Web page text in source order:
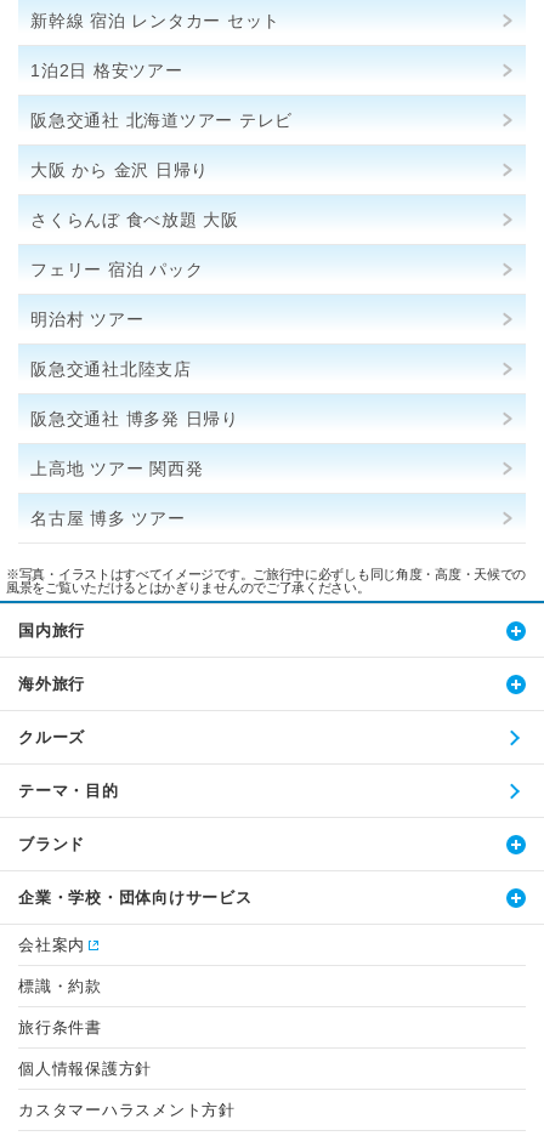
新幹線 宿泊 レンタカー セット
1泊2日 格安ツアー
阪急交通社 北海道ツアー テレビ
大阪 から 金沢 日帰り
さくらんぼ 食べ放題 大阪
フェリー 宿泊 パック
明治村 ツアー
阪急交通社北陸支店
阪急交通社 博多発 日帰り
上高地 ツアー 関西発
名古屋 博多 ツアー
※写真・イラストはすべてイメージです。ご旅行中に必ずしも同じ角度・高度・天候での
風景をご覧いただけるとはかぎりませんのでご了承ください。
国内旅行
海外旅行
クルーズ
テーマ・目的
ブランド
企業・学校・団体向けサービス
会社案内
標識・約款
旅行条件書
個人情報保護方針
カスタマーハラスメント方針